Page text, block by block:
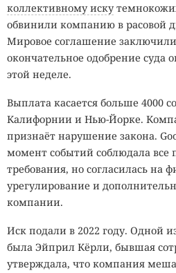
коллективному иску
обвинили компанию в расовой
Мировое соглашение
окончательное одобрение суда
этой неделе.
Выплата касается больше 4000
Калифорнии и Нью-Йорке.
признаёт нарушение закона.
момент событий соблюдала
требования, но согласилась на
урегулирование и
компании.
Иск подали в 2022 году. Одной
была Эйприл Кёрли, бывшая
утверждала, что компания